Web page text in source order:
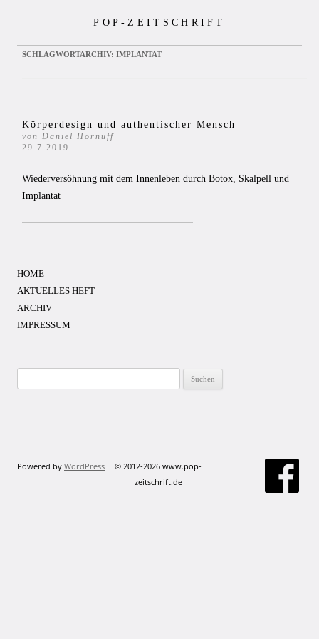
POP-ZEITSCHRIFT
SCHLAGWORTARCHIV: IMPLANTAT
Körperdesign und authentischer Mensch
von Daniel Hornuff
29.7.2019
Wiederversöhnung mit dem Innenleben durch Botox, Skalpell und
Implantat
HOME
AKTUELLES HEFT
ARCHIV
IMPRESSUM
nach:
Powered by WordPress
© 2012-2026 www.pop-
zeitschrift.de